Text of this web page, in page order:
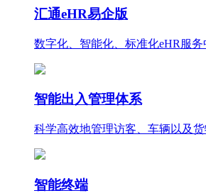
汇通eHR易企版
数字化、智能化、标准化eHR服务
智能出入管理体系
科学高效地管理访客、车辆以及货
智能终端